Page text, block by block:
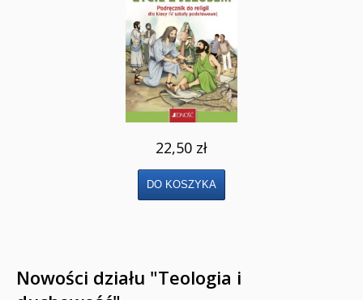
22,50 zł
Nowości działu "Teologia i